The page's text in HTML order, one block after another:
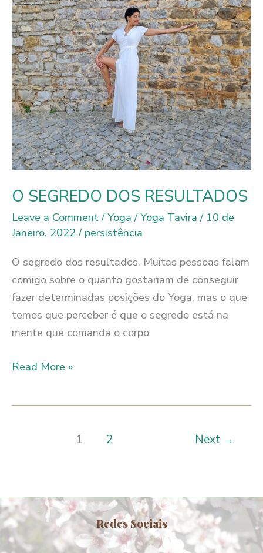
MUNDO?
O SEGREDO DOS RESULTADOS
Leave a Comment /Yoga /Yoga Tavira/ 10 de
Janeiro, 2022/ persistência
O segredo dos resultados. Muitas pessoas falam
comigo sobre o quanto gostariam de conseguir
fazer determinadas posições do Yoga, mas o que
temos que perceber é que o segredo está na
mente que comanda o corpo
O
Read More »
1 2 Next →
Redes Sociais